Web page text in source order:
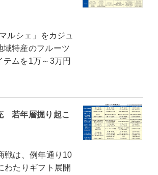
シェ」をカジュ
域特産のフルーツ
ムを1万～3万円
若年層掘り起こ
戦は、例年通り10
わたりギフト展開